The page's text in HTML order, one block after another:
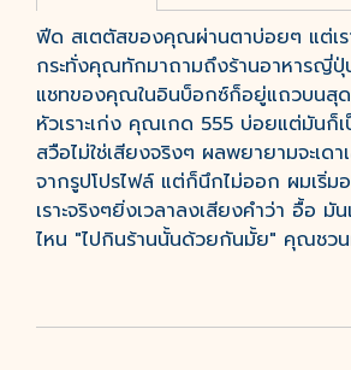
ฟีด สเตตัสของคุณผ่านตาบ่อยๆ แต่เร
กระทั่งคุณทักมาถามถึงร้านอาหารญี่ปุ่
แชทของคุณในอินบ็อกซ์ก็อยู่แถวบน
หัวเราะเก่ง คุณเกด 555 บ่อยแต่มันก็
สวือไม่ใช่เสียงจริงๆ ผลพยายามจะเด
จากรูปโปรไฟล์ แต่ก็นึกไม่ออก ผมเริ่ม
เราะจริงๆยิ่งเวลาลงเสียงคำว่า อื้อ มั
ไหน "ไปกินร้านนั้นด้วยกันมั้ย" คุณชว